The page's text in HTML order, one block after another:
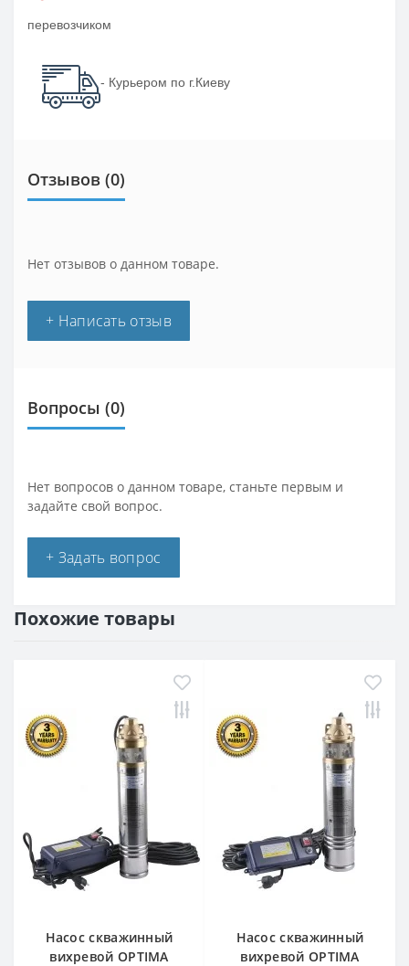
перевозчиком
- Курьером по г.Киеву
Отзывов (0)
Нет отзывов о данном товаре.
+ Написать отзыв
Вопросы (0)
Нет вопросов о данном товаре, станьте первым и
задайте свой вопрос.
+ Задать вопрос
Похожие товары
Насос скважинный
вихревой OPTIMA
Насос скважинный
вихревой OPTIMA